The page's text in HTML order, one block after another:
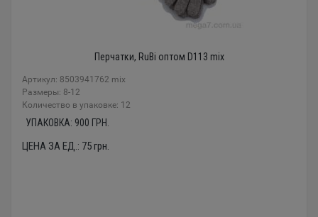
Перчатки, RuBi оптом D113 mix
Артикул: 8503941762 mix
Размеры: 8-12
Количество в упаковке: 12
УПАКОВКА: 900 ГРН.
ЦЕНА ЗА ЕД.: 75грн.